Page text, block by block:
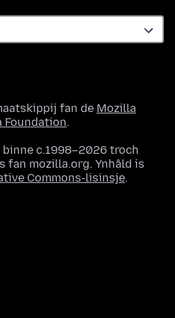
fan de Mozilla
Foundation.
c.1998–2026 troch
fan mozilla.org. Ynhâld is
Commons-lisinsje.